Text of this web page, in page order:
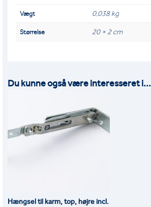
ANTAL
Vægt 0,038 kg
Størrelse 20 × 2 cm
Du kunne også være interesseret i...
Hængsel til karm, top, højre incl.